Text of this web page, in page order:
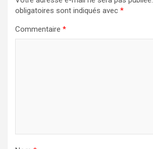
obligatoires sont indiqués avec *
Commentaire *